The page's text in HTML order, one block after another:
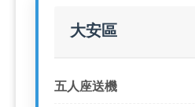
大安區
五人座送機